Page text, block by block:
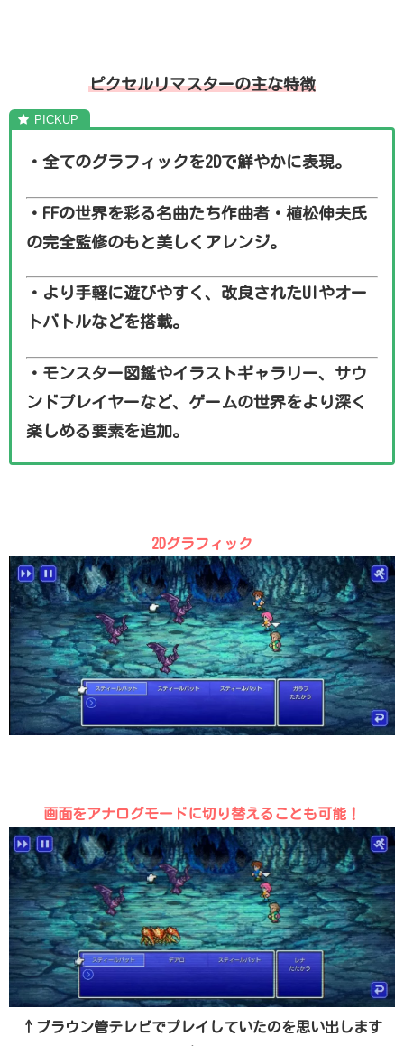
ピクセルリマスターの主な特徴
・全てのグラフィックを2Dで鮮やかに表現。
・FFの世界を彩る名曲たち作曲者・植松伸夫氏
の完全監修のもと美しくアレンジ。
・より手軽に遊びやすく、改良されたUIやオー
トバトルなどを搭載。
・モンスター図鑑やイラストギャラリー、サウ
ンドプレイヤーなど、ゲームの世界をより深く
楽しめる要素を追加。
2Dグラフィック
画面をアナログモードに切り替えることも可能！
↑ブラウン管テレビでプレイしていたのを思い出します